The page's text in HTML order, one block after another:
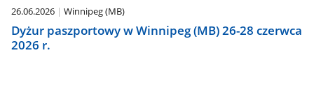
26.06.2026 Winnipeg (MB)
Dyżur paszportowy w Winnipeg (MB) 26-28 czerwca
2026 r.